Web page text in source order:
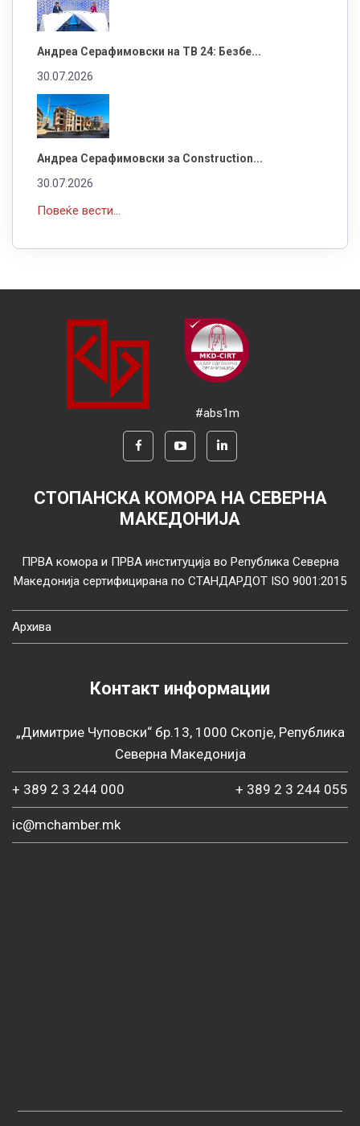
Андреа Серафимовски на ТВ 24: Безбе...
30.07.2026
Андреа Серафимовски за Construction...
30.07.2026
Повеќе вести...
#abs1m
СТОПАНСКА КОМОРА НА СЕВЕРНА
МАКЕДОНИЈА
ПРВА комора и ПРВА институција во Република Северна
Македонија сертифицирана по СТАНДАРДОТ ISO 9001:2015
Архива
Контакт информации
„Димитрие Чуповски“ бр.13, 1000 Скопје, Република
Северна Македонија
+ 389 2 3 244 000 + 389 2 3 244 055
ic@mchamber.mk